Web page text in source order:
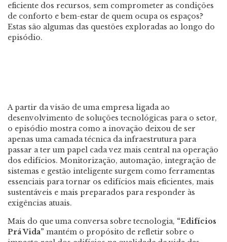
eficiente dos recursos, sem comprometer as condições
de conforto e bem-estar de quem ocupa os espaços?
Estas são algumas das questões exploradas ao longo do
episódio.
A partir da visão de uma empresa ligada ao
desenvolvimento de soluções tecnológicas para o setor,
o episódio mostra como a inovação deixou de ser
apenas uma camada técnica da infraestrutura para
passar a ter um papel cada vez mais central na operação
dos edifícios. Monitorização, automação, integração de
sistemas e gestão inteligente surgem como ferramentas
essenciais para tornar os edifícios mais eficientes, mais
sustentáveis e mais preparados para responder às
exigências atuais.
Mais do que uma conversa sobre tecnologia, “Edifícios
Prá Vida” mantém o propósito de refletir sobre o